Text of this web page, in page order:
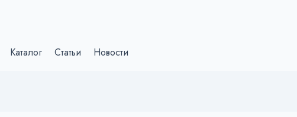
Каталог Статьи Новости